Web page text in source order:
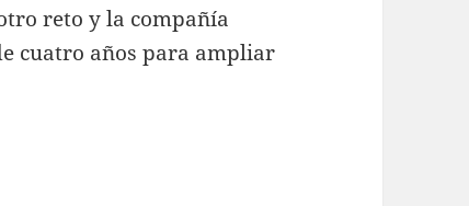
reto y la compañía
cuatro años para ampliar